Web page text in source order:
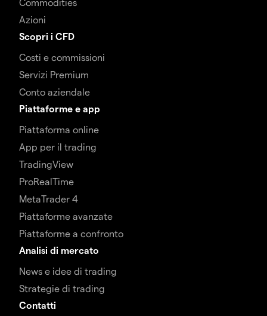
Commodities
Azioni
Scopri i CFD
Costi e commissioni
Servizi Premium
Conto aziendale
Piattaforme e app
Piattaforma online
App per il trading
TradingView
ProRealTime
MetaTrader 4
Piattaforme avanzate
Piattaforme a confronto
Analisi di mercato
News e idee di trading
Strategie di trading
Contatti